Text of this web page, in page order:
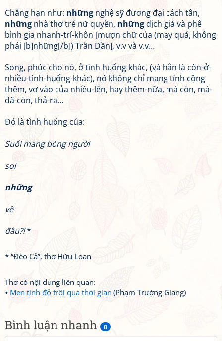
Bình luận nhanh 0
Chẳng hạn như: những nghệ sỹ đương đại cách tân,
những nhà thơ trẻ nữ quyền, nhữngdịch giả và phê
bình gia nhanh-trí-khôn [mượn chữ của (may quá, không
phải [b]những[/b]) Trần Dần], v.v và v.v…
Song, phúc cho nó, ở tình huống khác, (và hẳn là còn-ở-
nhiều-tình-huống-khác), nó không chỉ mang tính cộng
thêm, vơ vào của nhiều-lên, hay thêm-nữa, mà còn, mà-
đã-còn, thả-ra…
Đó là tình huống của:
Suối mang bóng người
soi
những
về
đâu?!*
* “Đèo Cả”, thơ Hữu Loan
Thơ có nội dung liên quan:
Men tình đỏ trôi qua thời gian (Phạm Trường Giang)